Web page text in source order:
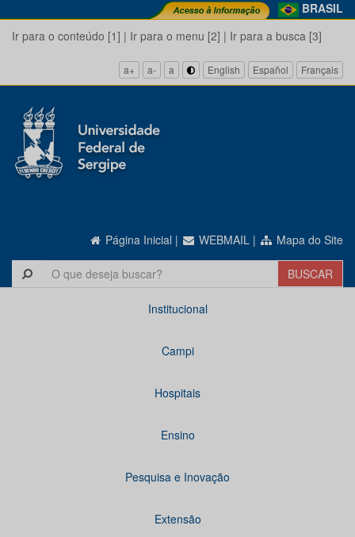
BRASIL
Ir para o conteúdo [1] | Ir para o menu [2] | Ir para a busca [3]
a+ a- a English Español Français
Página Inicial | WEBMAIL | Mapa do Site
Institucional
Campi
Hospitais
Ensino
Pesquisa e Inovação
Extensão